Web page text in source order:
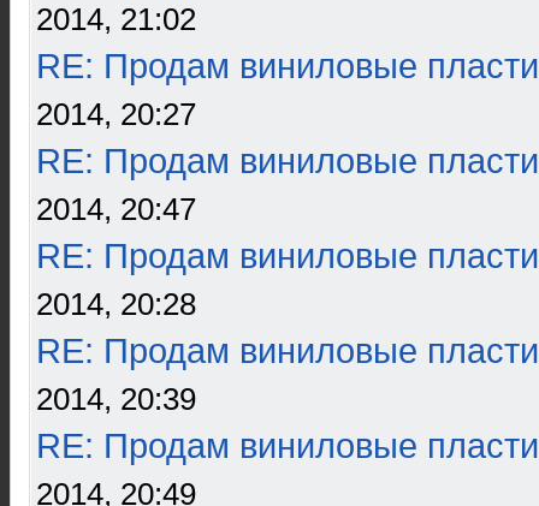
2014, 21:02
RE: Продам виниловые
2014, 20:27
RE: Продам виниловые
2014, 20:47
RE: Продам виниловые
2014, 20:28
RE: Продам виниловые
2014, 20:39
RE: Продам виниловые
2014, 20:49